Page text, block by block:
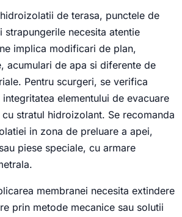
de terasa, punctele de
strapungerile necesita atentie
implica modificari de plan,
acumulari de apa si diferente de
Pentru scurgeri, se verifica
elementului de evacuare
stratul hidroizolant. Se recomanda
in zona de preluare a apei,
piese speciale, cu armare
membranei necesita extindere
prin metode mecanice sau solutii